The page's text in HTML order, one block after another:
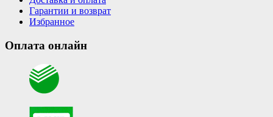
Гарантии и возврат
Избранное
Оплата онлайн